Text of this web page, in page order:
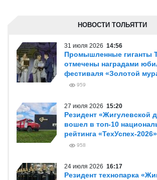
НОВОСТИ ТОЛЬЯТТИ
31 июля 2026 14:56
Промышленные гиганты
отмечены наградами
фестиваля «Золотой
959
27 июля 2026 15:20
Резидент «Жигулевской
вошел в топ-10
рейтинга «ТехУспех-2026»
958
24 июля 2026 16:17
Резидент технопарка